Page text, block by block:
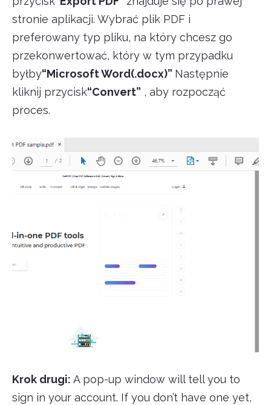
stronie aplikacji. Wybrać plik PDF i
preferowany typ pliku, na który chcesz go
przekonwertować, który w tym przypadku
byłby“Microsoft Word(.docx)” Następnie
kliknij przycisk“Convert” , aby rozpocząć
proces.
Krok drugi: A pop-up window will tell you to
sign in your account. If you don’t have one yet,